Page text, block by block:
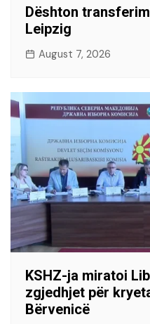
Dështon
Leipzig
August 7, 2026
KSHZ-ja miratoi
zgjedhjet për
Bërvenicë